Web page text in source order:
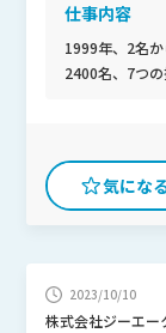
仕事内容
1999年、2名
2400名、7つ
ウェア・シス
化学・素材・
が活躍してい
岡拠点を設立
可能です。
株式会社ジーエー
2023/10/10